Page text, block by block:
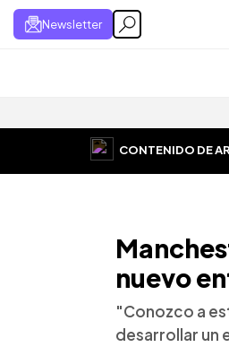
Newsletter
CONTENIDO DE
nuevo
"Conozco a
desarrollar un